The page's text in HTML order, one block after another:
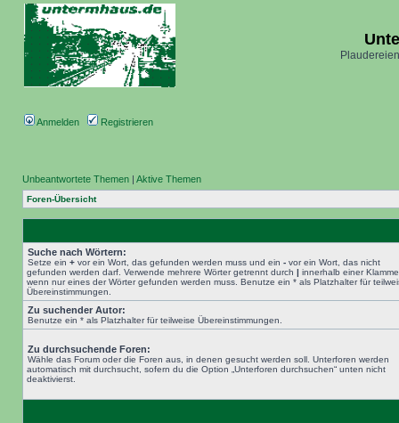
Anmelden Registrieren
Unbeantwortete Themen | Aktive Themen
Foren-Übersicht
Suche nach Wörtern:
Setze ein + vor ein Wort, das gefunden werden muss und ein - vor ein Wort, das nicht
gefunden werden darf. Verwende mehrere Wörter getrennt durch | innerhalb einer
wenn nur eines der Wörter gefunden werden muss. Benutze ein * als Platzhalter für
Übereinstimmungen.
Zu suchender Autor:
Benutze ein * als Platzhalter für teilweise Übereinstimmungen.
Zu durchsuchende Foren:
Wähle das Forum oder die Foren aus, in denen gesucht werden soll. Unterforen werden
automatisch mit durchsucht, sofern du die Option „Unterforen durchsuchen“ unten nicht
deaktivierst.